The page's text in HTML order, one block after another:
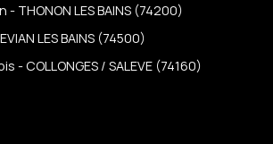
- THONON LES BAINS (74200)
LES BAINS (74500)
- COLLONGES / SALEVE (74160)